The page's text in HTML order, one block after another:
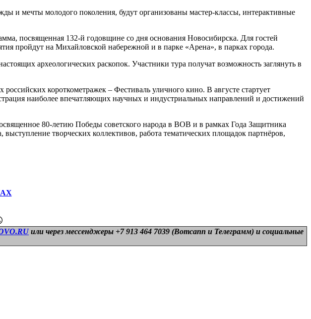
и мечты молодого поколения, будут организованы мастер-классы, интерактивные
посвященная 132-й годовщине со дня основания Новосибирска. Для гостей
пройдут на Михайловской набережной и в парке «Арена», в парках города.
археологических раскопок. Участники тура получат возможность заглянуть в
короткометражек – Фестиваль уличного кино. В августе стартует
наиболее впечатляющих научных и индустриальных направлений и достижений
80-летию Победы советского народа в ВОВ и в рамках Года Защитника
творческих коллективов, работа тематических площадок партнёров,
или через мессенджеры +7 913 464 7039 (Вотсапп и Телеграмм) и социальные